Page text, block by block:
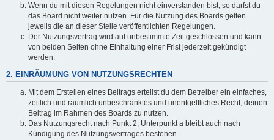
Wenn du mit diesen Regelungen nicht einverstanden bist, so darfst du
das Board nicht weiter nutzen. Für die Nutzung des Boards gelten
jeweils die an dieser Stelle veröffentlichten Regelungen.
Der Nutzungsvertrag wird auf unbestimmte Zeit geschlossen und kann
von beiden Seiten ohne Einhaltung einer Frist jederzeit gekündigt
werden.
2. EINRÄUMUNG VON NUTZUNGSRECHTEN
Mit dem Erstellen eines Beitrags erteilst du dem Betreiber ein einfaches,
zeitlich und räumlich unbeschränktes und unentgeltliches Recht, deinen
Beitrag im Rahmen des Boards zu nutzen.
Das Nutzungsrecht nach Punkt 2, Unterpunkt a bleibt auch nach
Kündigung des Nutzungsvertrages bestehen.